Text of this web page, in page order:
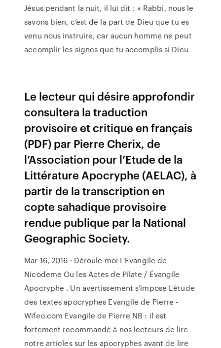
Jésus pendant la nuit, il lui dit : « Rabbi, nous le
savons bien, c’est de la part de Dieu que tu es
venu nous instruire, car aucun homme ne peut
accomplir les signes que tu accomplis si Dieu
Le lecteur qui désire approfondir
consultera la traduction
provisoire et critique en français
(PDF) par Pierre Cherix, de
l’Association pour l’Etude de la
Littérature Apocryphe (AELAC), à
partir de la transcription en
copte sahadique provisoire
rendue publique par la National
Geographic Society.
Mar 16, 2016 · Déroule moi L'Evangile de
Nicodeme Ou les Actes de Pilate / Évangile
Apocryphe . Un avertissement s'impose L'étude
des textes apocryphes Evangile de Pierre -
Wifeo.com Evangile de Pierre NB : il est
fortement recommandé à nos lecteurs de lire
notre articles sur les apocryphes avant de lire